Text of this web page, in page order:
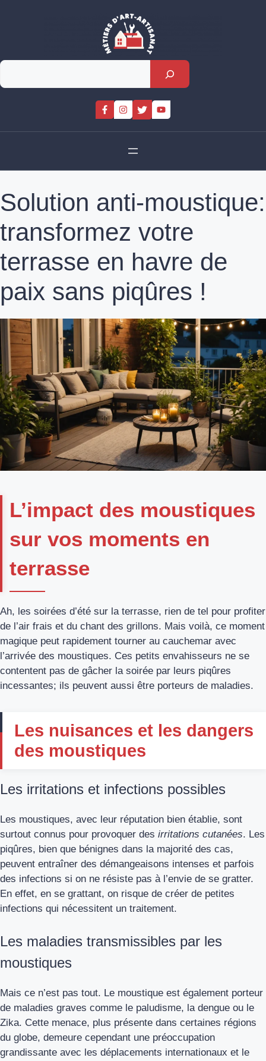
Rechercher
Solution anti-moustique:
transformez votre
terrasse en havre de
paix sans piqûres !
L’impact des moustiques
sur vos moments en
terrasse
Ah, les soirées d’été sur la terrasse, rien de tel pour profiter
de l’air frais et du chant des grillons. Mais voilà, ce moment
magique peut rapidement tourner au cauchemar avec
l’arrivée des moustiques. Ces petits envahisseurs ne se
contentent pas de gâcher la soirée par leurs piqûres
incessantes; ils peuvent aussi être porteurs de maladies.
Les nuisances et les dangers
des moustiques
Les irritations et infections possibles
Les moustiques, avec leur réputation bien établie, sont
surtout connus pour provoquer des irritations cutanées. Les
piqûres, bien que bénignes dans la majorité des cas,
peuvent entraîner des démangeaisons intenses et parfois
des infections si on ne résiste pas à l’envie de se gratter.
En effet, en se grattant, on risque de créer de petites
infections qui nécessitent un traitement.
Les maladies transmissibles par les
moustiques
Mais ce n’est pas tout. Le moustique est également porteur
de maladies graves comme le paludisme, la dengue ou le
Zika. Cette menace, plus présente dans certaines régions
du globe, demeure cependant une préoccupation
grandissante avec les déplacements internationaux et le